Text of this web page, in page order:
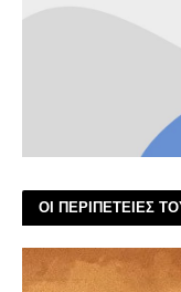
ΟΙ ΠΕΡΙΠΕΤΕΙΕΣ